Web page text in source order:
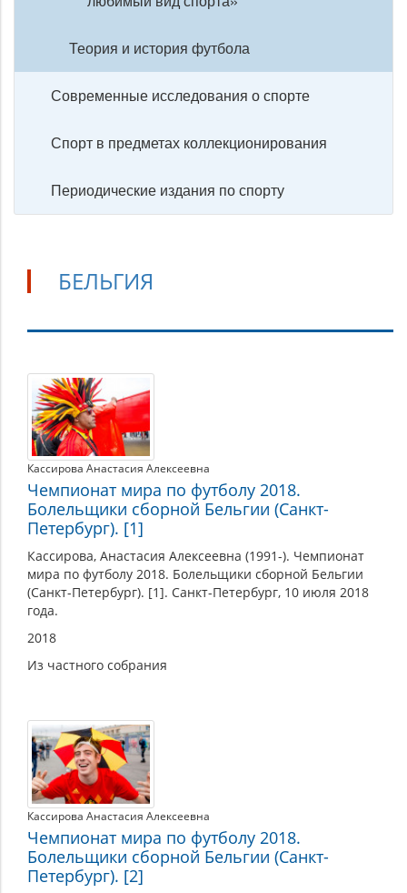
Теория и история футбола
Современные исследования о спорте
Спорт в предметах коллекционирования
Периодические издания по спорту
БЕЛЬГИЯ
Бельгия
Кассирова Анастасия Алексеевна
Чемпионат мира по футболу 2018.
Болельщики сборной Бельгии (Санкт-
Петербург). [1]
Кассирова, Анастасия Алексеевна (1991-). Чемпионат
мира по футболу 2018. Болельщики сборной Бельгии
(Санкт-Петербург). [1]. Санкт-Петербург, 10 июля 2018
года.
2018
Из частного собрания
Кассирова Анастасия Алексеевна
Чемпионат мира по футболу 2018.
Болельщики сборной Бельгии (Санкт-
Петербург). [2]